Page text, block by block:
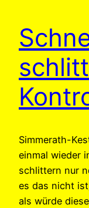
Simmerath-
einmal wieder
schlittern nur
es das nicht
als würde